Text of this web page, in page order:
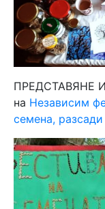
ПРЕДСТАВЯНЕ
на Независим
семена,